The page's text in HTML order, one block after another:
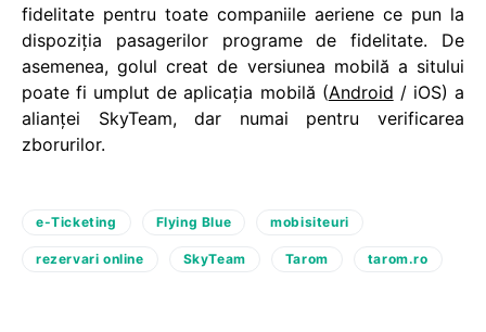
fidelitate pentru toate companiile aeriene ce pun la
dispoziţia pasagerilor programe de fidelitate. De
asemenea, golul creat de versiunea mobilă a sitului
poate fi umplut de aplicaţia mobilă (Android / iOS) a
alianţei SkyTeam, dar numai pentru verificarea
zborurilor.
e-Ticketing Flying Blue mobisiteuri
rezervari online SkyTeam Tarom tarom.ro